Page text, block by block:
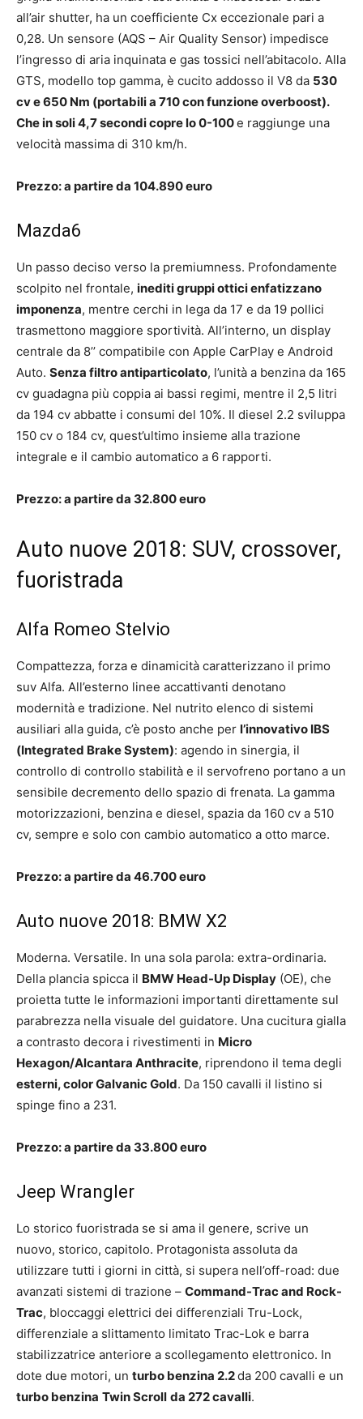
all’air shutter, ha un coefficiente Cx eccezionale pari a
0,28. Un sensore (AQS – Air Quality Sensor) impedisce
l’ingresso di aria inquinata e gas tossici nell’abitacolo. Alla
GTS, modello top gamma, è cucito addosso il V8 da 530
cv e 650 Nm (portabili a 710 con funzione overboost).
Che in soli 4,7 secondi copre lo 0-100e raggiunge una
velocità massima di 310 km/h.
Prezzo: a partire da 104.890 euro
Mazda6
Un passo deciso verso la premiumness. Profondamente
scolpito nel frontale, inediti gruppi ottici enfatizzano
imponenza, mentre cerchi in lega da 17 e da 19 pollici
trasmettono maggiore sportività. All’interno, un display
centrale da 8’’ compatibile con Apple CarPlay e Android
Auto. Senza filtro antiparticolato, l’unità a benzina da 165
cv guadagna più coppia ai bassi regimi, mentre il 2,5 litri
da 194 cv abbatte i consumi del 10%. Il diesel 2.2 sviluppa
150 cv o 184 cv, quest’ultimo insieme alla trazione
integrale e il cambio automatico a 6 rapporti.
Prezzo: a partire da 32.800 euro
Auto nuove 2018: SUV, crossover,
fuoristrada
Alfa Romeo Stelvio
Compattezza, forza e dinamicità caratterizzano il primo
suv Alfa. All’esterno linee accattivanti denotano
modernità e tradizione. Nel nutrito elenco di sistemi
ausiliari alla guida, c’è posto anche per l’innovativo IBS
(Integrated Brake System): agendo in sinergia, il
controllo di controllo stabilità e il servofreno portano a un
sensibile decremento dello spazio di frenata. La gamma
motorizzazioni, benzina e diesel, spazia da 160 cv a 510
cv, sempre e solo con cambio automatico a otto marce.
Prezzo: a partire da 46.700 euro
Auto nuove 2018: BMW X2
Moderna. Versatile. In una sola parola: extra-ordinaria.
Della plancia spicca il BMW Head-Up Display (OE), che
proietta tutte le informazioni importanti direttamente sul
parabrezza nella visuale del guidatore. Una cucitura gialla
a contrasto decora i rivestimenti in Micro
Hexagon/Alcantara Anthracite, riprendono il tema degli
esterni, color Galvanic Gold. Da 150 cavalli il listino si
spinge fino a 231.
Prezzo: a partire da 33.800 euro
Jeep Wrangler
Lo storico fuoristrada se si ama il genere, scrive un
nuovo, storico, capitolo. Protagonista assoluta da
utilizzare tutti i giorni in città, si supera nell’off-road: due
avanzati sistemi di trazione – Command-Trac and Rock-
Trac, bloccaggi elettrici dei differenziali Tru-Lock,
differenziale a slittamento limitato Trac-Lok e barra
stabilizzatrice anteriore a scollegamento elettronico. In
dote due motori, un turbo benzina 2.2da 200 cavalli e un
turbo benzina Twin Scroll da 272 cavalli.